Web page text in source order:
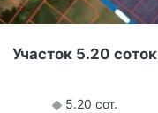
Участок 5.20 соток
5.20 сот.